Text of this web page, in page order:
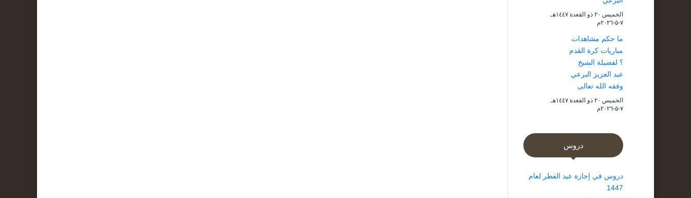
الخميس ۲۰ ذو القعدة ۱٤٤۷هـ
۷-۵-۲۰۲٦م
ما حكم مشاهدات
مباريات كرة القدم
؟ لفضيلة الشيخ
عبد العزيز البرعي
وفقه الله تعالى
الخميس ۲۰ ذو القعدة ۱٤٤۷هـ
۷-۵-۲۰۲٦م
دروس
دروس في إجازة عيد الفطر لعام
1447